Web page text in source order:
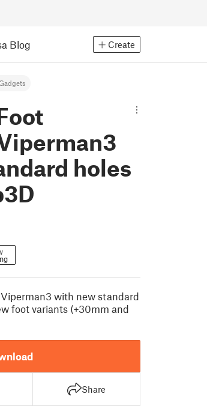
Blog Create
holes
with new standard
foot variants (+30mm and
Share